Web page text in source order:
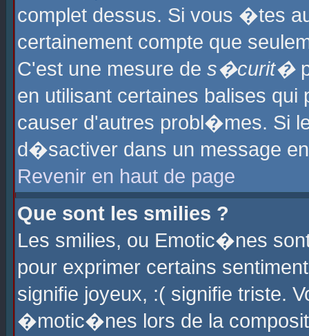
complet dessus. Si vous �tes
certainement compte que
C'est une mesure de s�curit�
en utilisant certaines balises
causer d'autres probl�mes. Si
d�sactiver dans un message
Revenir en haut de page
Que sont les smilies ?
Les smilies, ou Emotic�nes
pour exprimer certains
signifie joyeux, :( signifie triste.
�motic�nes lors de la